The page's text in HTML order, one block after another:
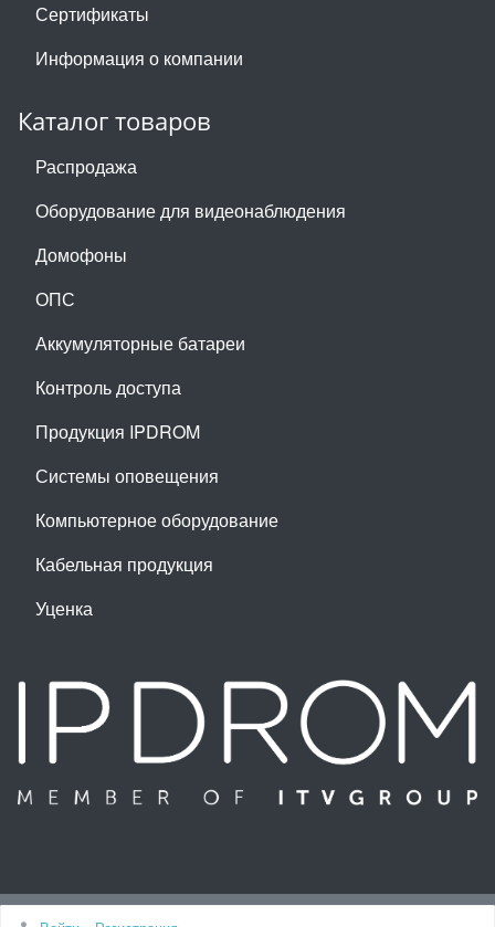
Сертификаты
Информация о компании
Каталог товаров
Распродажа
Оборудование для видеонаблюдения
Домофоны
ОПС
Аккумуляторные батареи
Контроль доступа
Продукция IPDROM
Системы оповещения
Компьютерное оборудование
Кабельная продукция
Уценка
Наверх